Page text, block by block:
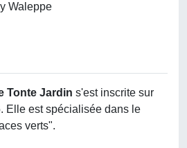
Waleppe
Tonte Jardin s'est inscrite sur
Elle est spécialisée dans le
verts".